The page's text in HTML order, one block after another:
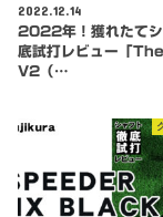
2022.12.14
2022年！獲れたてシ
底試打レビュー「
V2（…